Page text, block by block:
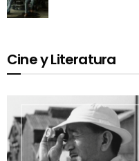
Cine y Literatura